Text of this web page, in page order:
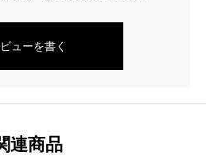
ューを書く
連商品